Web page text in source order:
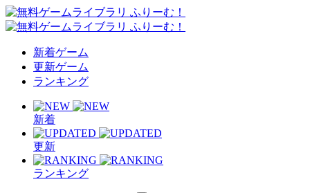
新着ゲーム
更新ゲーム
ランキング
新着
更新
ランキング